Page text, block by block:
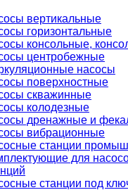
вертикальные
горизонтальные
консольные,
центробежные
насосы
поверхностные
скважинные
колодезные
дренажные и
вибрационные
станции
для
станции под